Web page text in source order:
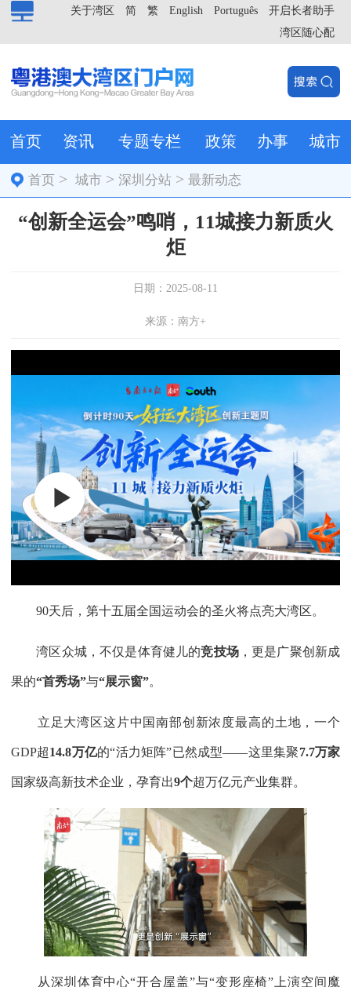
开启长者助手
Português
English
繁
简
关于湾区
湾区随心配
首页 资讯 专题专栏 政策 办事 城市
首页 >城市 >深圳分站 >最新动态
“创新全运会”鸣哨，11城接力新质火
炬
日期：2025-08-11
来源：南方+
90天后，第十五届全国运动会的圣火将点亮大湾区。
湾区众城，不仅是体育健儿的竞技场，更是广聚创新成
果的“首秀场”与“展示窗”。
立足大湾区这片中国南部创新浓度最高的土地，一个
GDP超14.8万亿的“活力矩阵”已然成型——这里集聚7.7万家
国家级高新技术企业，孕育出9个超万亿元产业集群。
从深圳体育中心“开合屋盖”与“变形座椅”上演空间魔